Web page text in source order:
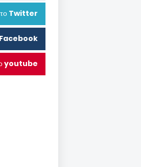
Twitter
Facebook
youtube